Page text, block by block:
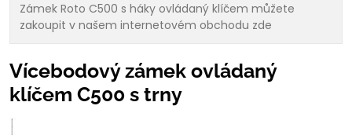
Zámek Roto C500 s háky ovládaný klíčem můžete
zakoupit v našem internetovém obchodu zde
Vícebodový zámek ovládaný
klíčem C500 s trny